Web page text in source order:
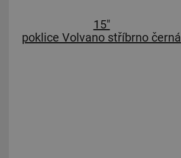
15"
poklice Volvano stříbrno černá